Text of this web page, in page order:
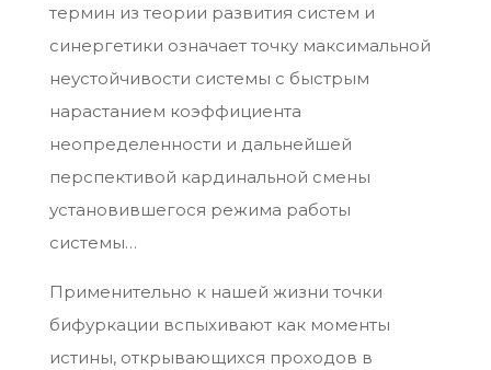
термин из теории развития систем и
синергетики означает точку максимальной
неустойчивости системы с быстрым
нарастанием коэффициента
неопределенности и дальнейшей
перспективой кардинальной смены
установившегося режима работы
системы…
Применительно к нашей жизни точки
бифуркации вспыхивают как моменты
истины, открывающихся проходов в